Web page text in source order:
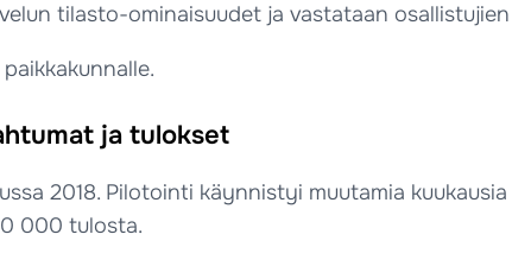
tilasto-ominaisuudet ja vastataan
ja tulokset
2018. Pilotointi käynnistyi muutamia
000 tulosta.